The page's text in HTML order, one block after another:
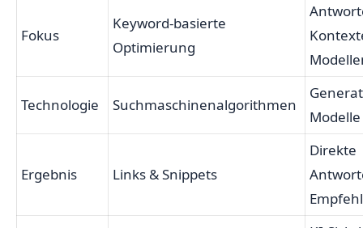
Fokus
Keyword-basierte
Optimierung
Technologie Suchmaschinenalgorithmen
Modelle
Ergebnis Links & Snippets
Direkte